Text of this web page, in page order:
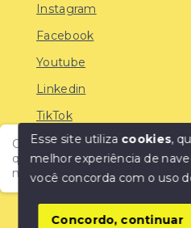
Olá! Encontre o imóvel ideal
qualidade, confiança e as
mercado!
Instagram
Facebook
Youtube
Linkedin
TikTok
© Copyright 2026 -
SITE PARA IMOBILIARIA
Esse site utiliza cookies,
melhor experiência de
você concorda com o uso
Concordo, continuar